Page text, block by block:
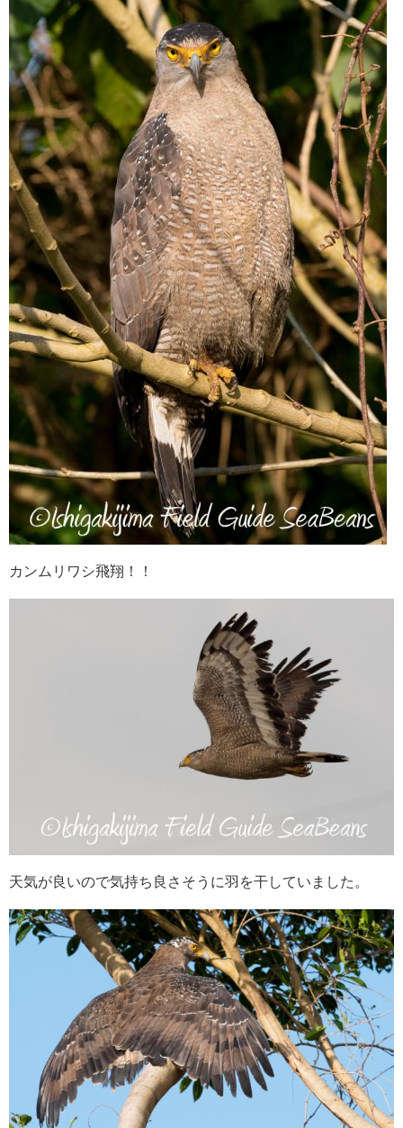
カンムリワシ飛翔！！
天気が良いので気持ち良さそうに羽を干していました。